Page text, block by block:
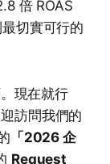
倍 ROAS
切實可行的
現在就行
訪問我們的
「2026 企
Request